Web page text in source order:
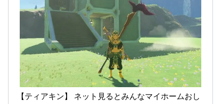
【ティアキン】 ネット見るとみんなマイホームおし